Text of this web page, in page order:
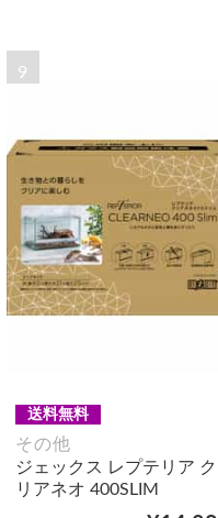
9
送料無料
その他
ジェックス レプテリア ク
リアネオ 400SLIM